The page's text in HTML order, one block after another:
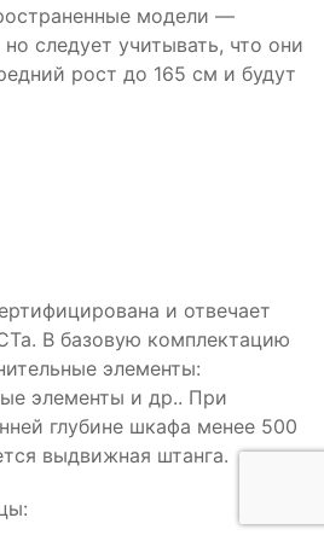
модели —
следует учитывать, что они
рост до 165 см и будут
и отвечает
В базовую комплектацию
элементы:
элементы и др.. При
глубине шкафа менее 500
выдвижная штанга.